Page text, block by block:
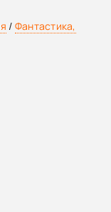
Мальчишки. У
Книгу, и на
чтобы стать ее
ее записи,
/ Фантастика,